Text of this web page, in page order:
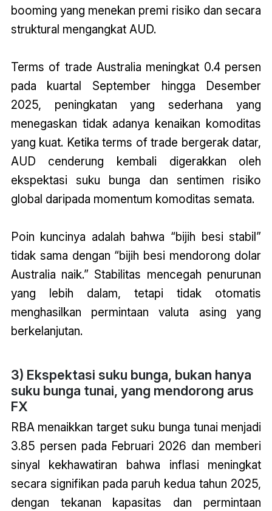
booming yang menekan premi risiko dan secara
struktural mengangkat AUD.
Terms of trade Australia meningkat 0.4 persen
pada kuartal September hingga Desember
2025, peningkatan yang sederhana yang
menegaskan tidak adanya kenaikan komoditas
yang kuat. Ketika terms of trade bergerak datar,
AUD cenderung kembali digerakkan oleh
ekspektasi suku bunga dan sentimen risiko
global daripada momentum komoditas semata.
Poin kuncinya adalah bahwa “bijih besi stabil”
tidak sama dengan “bijih besi mendorong dolar
Australia naik.” Stabilitas mencegah penurunan
yang lebih dalam, tetapi tidak otomatis
menghasilkan permintaan valuta asing yang
berkelanjutan.
3) Ekspektasi suku bunga, bukan hanya
suku bunga tunai, yang mendorong arus
FX
RBA menaikkan target suku bunga tunai menjadi
3.85 persen pada Februari 2026 dan memberi
sinyal kekhawatiran bahwa inflasi meningkat
secara signifikan pada paruh kedua tahun 2025,
dengan tekanan kapasitas dan permintaan